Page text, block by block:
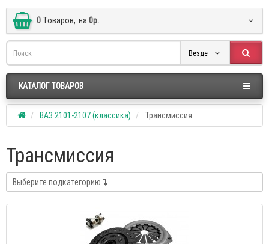
0 Tоваров, на 0р.
Везде
КАТАЛОГ ТОВАРОВ
ВАЗ 2101-2107 (классика) Трансмиссия
Трансмиссия
Выберите подкатегорию